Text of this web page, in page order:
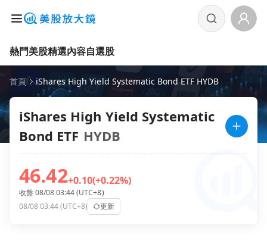
熱門美股精選內容自選股
首頁 iShares High Yield Systematic Bond ETF HYDB
iShares High Yield Systematic
Bond ETF HYDB
46.42+0.10(+0.22%)
收盤 08/08 03:44 (UTC+8)
08/08 03:44 (UTC+8)
更新